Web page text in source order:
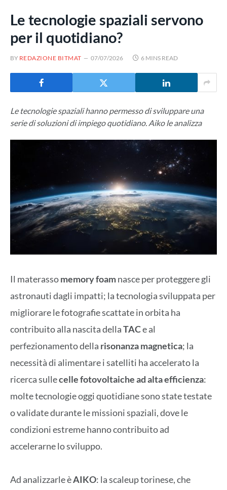
Le tecnologie spaziali servono
per il quotidiano?
BY REDAZIONE BITMAT 07/07/2026 6 MINS READ
Le tecnologie spaziali hanno permesso di sviluppare una
serie di soluzioni di impiego quotidiano. Aiko le analizza
Il materassomemory foamnasce per proteggere gli
astronauti dagli impatti; la tecnologia sviluppata per
migliorare le fotografie scattate in orbita ha
contribuito alla nascita dellaTACe al
perfezionamento della risonanza magnetica; la
necessità di alimentare i satelliti ha accelerato la
ricerca sullecelle fotovoltaiche ad alta efficienza:
molte tecnologie oggi quotidiane sono state testate
o validate durante le missioni spaziali, dove le
condizioni estreme hanno contribuito ad
accelerarne lo sviluppo.
Ad analizzarle èAIKO: la scaleup torinese, che